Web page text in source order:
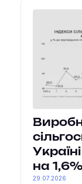
на 1,6%
29.07.2026